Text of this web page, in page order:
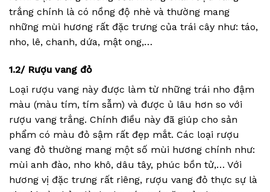
trắng chính là có nồng độ nhè và thường mang
những mùi hương rất đặc trưng của trái cây như: táo,
nho, lê, chanh, dứa, mật ong,…
1.2/ Rượu vang đỏ
Loại rượu vang này được làm từ những trái nho đậm
màu (màu tím, tím sẫm) và được ủ lâu hơn so với
rượu vang trắng. Chính điều này đã giúp cho sản
phẩm có màu đỏ sậm rất đẹp mắt. Các loại rượu
vang đỏ thường mang một số mùi hương chính như:
mùi anh đào, nho khô, dâu tây, phúc bồn tử,… Với
hương vị đặc trưng rất riêng, rượu vang đỏ thực sự là